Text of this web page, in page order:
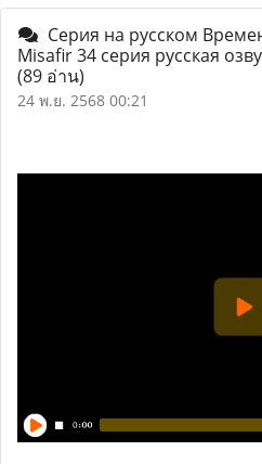
Серия на русском
Misafir 34 серия русская
(89 อ่าน)
24 พ.ย. 2568 00:21